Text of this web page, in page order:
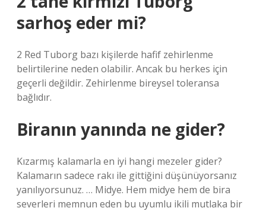
sarhoş eder mi?
2 Red Tuborg bazı kişilerde hafif zehirlenme
belirtilerine neden olabilir. Ancak bu herkes için
geçerli değildir. Zehirlenme bireysel toleransa
bağlıdır.
Biranın yanında ne gider?
Kızarmış kalamarla en iyi hangi mezeler gider?
Kalamarın sadece rakı ile gittiğini düşünüyorsanız
yanılıyorsunuz. … Midye. Hem midye hem de bira
severleri memnun eden bu uyumlu ikili mutlaka bir